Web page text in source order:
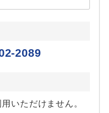
2089
いただけません。